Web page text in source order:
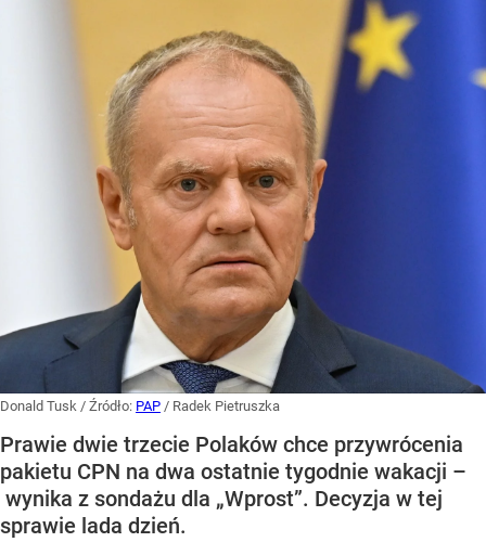
Donald Tusk / Źródło: PAP / Radek Pietruszka
Prawie dwie trzecie Polaków chce przywrócenia
pakietu CPN na dwa ostatnie tygodnie wakacji –
wynika z sondażu dla „Wprost”. Decyzja w tej
sprawie lada dzień.